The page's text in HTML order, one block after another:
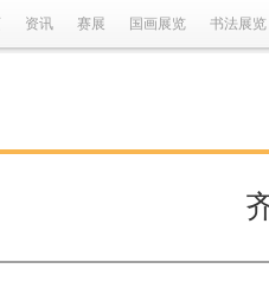
资讯 赛展 国画展览 书法展览